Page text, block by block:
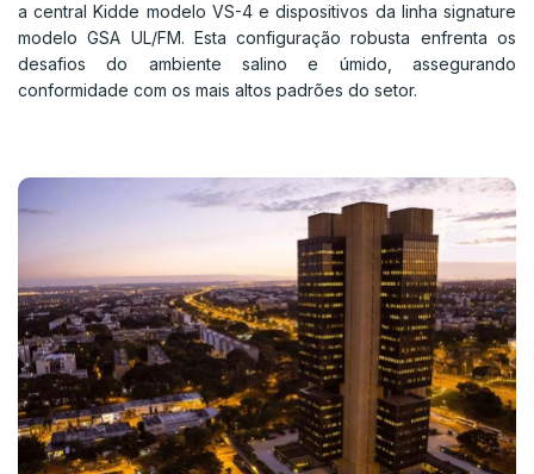
a central Kidde modelo VS-4 e dispositivos da linha signature
modelo GSA UL/FM. Esta configuração robusta enfrenta os
desafios do ambiente salino e úmido, assegurando
conformidade com os mais altos padrões do setor.